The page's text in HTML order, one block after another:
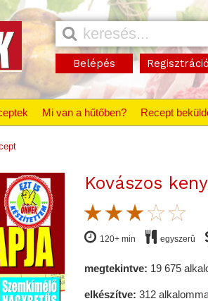
Belépés Regisztráció
Mi van a hűtőben? Recept
Kovászos
120+ min egyszerû
megtekintve: 19 675
elkészítve: 312